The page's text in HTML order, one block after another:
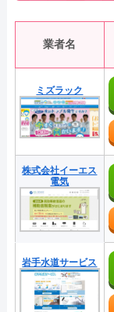
業者名
ミズラック
株式会社イーエス
電気
岩手水道サービス